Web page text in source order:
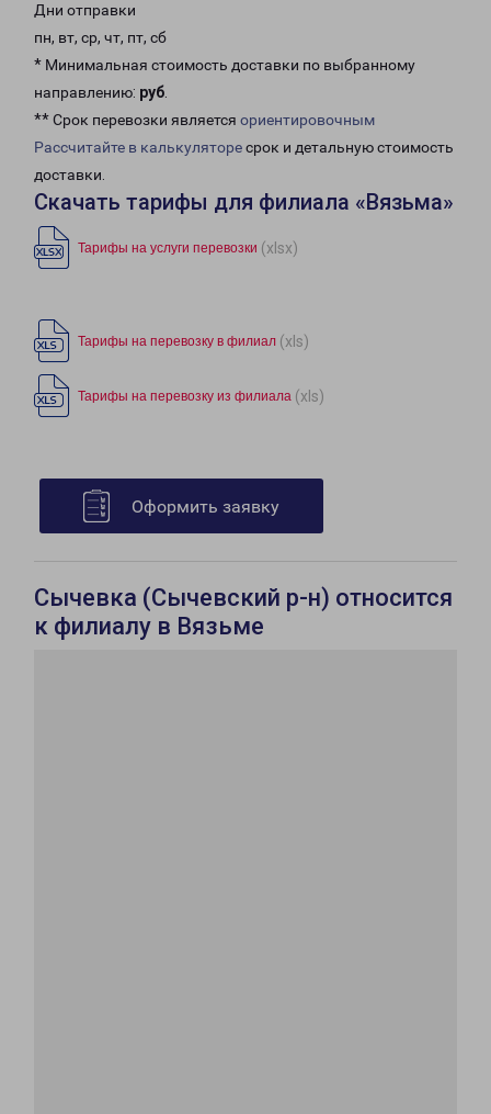
Дни отправки
пн, вт, ср, чт, пт, сб
* Минимальная стоимость доставки по выбранному
направлению: руб.
** Срок перевозки является ориентировочным
Рассчитайте в калькуляторесрок и детальную стоимость
доставки.
Скачать тарифы для филиала «Вязьма»
Тарифы на услуги перевозки (xlsx)
Тарифы на перевозку в филиал (xls)
Тарифы на перевозку из филиала (xls)
Оформить заявку
Сычевка (Сычевский р-н) относится
к филиалу в Вязьме